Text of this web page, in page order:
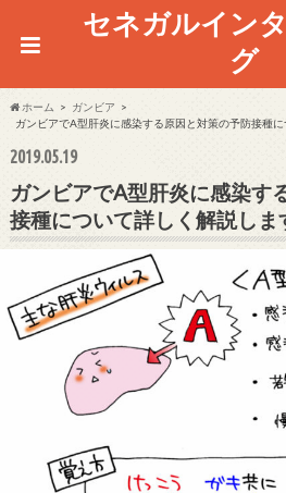
セネガルイン
グ
ホーム
ガンビア
ガンビアでA型肝炎に感染する原因と対策の予防接種に
2019.05.19
ガンビアでA型肝炎に感染す
接種について詳しく解説しま